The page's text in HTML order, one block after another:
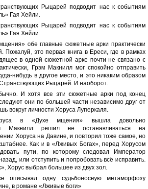
Рыцарей подводит нас к событиям
Гая Хейли.
Рыцарей подводит нас к событиям
Гая Хейли.
обе главные сюжетные арки практически
Пожалуй, это первая книга в Ереси, где в рамках
в одной сюжетной арке почти не связано с
Грэм Макнилл мог спокойно отправить
нибудь в другое место, и это никаким образом
Рыцарей. И наоборот.
И хотя все эти сюжетные арки под конец
они по большей части независимо друг от
вокруг личности Хоруса Луперкаля.
в «Духе мщения» вышла довольно
Макнилл решил не останавливаться на
Хоруса на Давине, и повторил тоже самое, но
Как и в «Лживых Богах», перед Хорусом
пути, по которому следовал Император
или отступить и попробовать всё исправить.
Хорус выбрал большее из двух зол.
описывал одну судьбоносную метаморфозу
в романе «Лживые боги»